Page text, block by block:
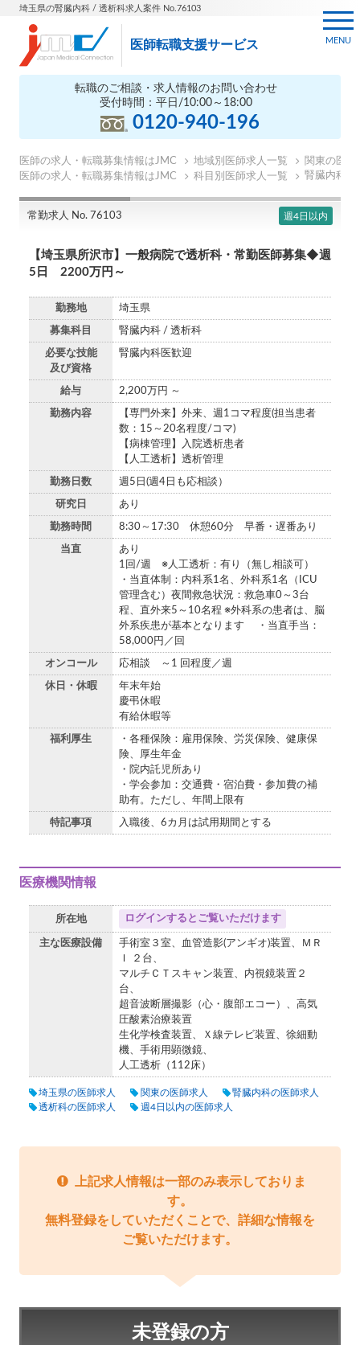
埼玉県の腎臓内科 / 透析科求人案件 No.76103
医師転職支援サービス
転職のご相談・求人情報のお問い合わせ
受付時間：平日/10:00～18:00
0120-940-196
MENU
医師の求人・転職募集情報はJMC 地域別医師求人一覧
関東の医師
医師の求人・転職募集情報はJMC
科目別医師求人一覧 腎臓内科の
常勤求人 No. 76103 週4日以内
【埼玉県所沢市】一般病院で透析科・常勤医師募集◆週
5日 2200万円～
勤務地 埼玉県
募集科目 腎臓内科 / 透析科
必要な技能
及び資格
腎臓内科医歓迎
給与 2,200万円 ～
勤務内容
【専門外来】外来、週1コマ程度(担当患者
数：15～20名程度/コマ)
【病棟管理】入院透析患者
【人工透析】透析管理
勤務日数 週5日(週4日も応相談）
研究日 あり
勤務時間 8:30～17:30 休憩60分 早番・遅番あり
当直
あり
1回/週 ※人工透析：有り（無し相談可）
・当直体制：内科系1名、外科系1名（ICU
管理含む）夜間救急状況：救急車0～3台
程、直外来5～10名程 ※外科系の患者は、脳
外系疾患が基本となります ・当直手当：
58,000円／回
オンコール 応相談 ～1 回程度／週
休日・休暇
年末年始
慶弔休暇
有給休暇等
福利厚生
・各種保険：雇用保険、労災保険、健康保
険、厚生年金
・院内託児所あり
・学会参加：交通費・宿泊費・参加費の補
助有。ただし、年間上限有
特記事項 入職後、6カ月は試用期間とする
医療機関情報
所在地 ログインするとご覧いただけます
主な医療設備
手術室３室、血管造影(アンギオ)装置、ＭＲ
Ｉ ２台、
マルチＣＴスキャン装置、内視鏡装置２
台、
超音波断層撮影（心・腹部エコー）、高気
圧酸素治療装置
生化学検査装置、Ｘ線テレビ装置、徐細動
機、手術用顕微鏡、
人工透析（112床）
埼玉県の医師求人 関東の医師求人
腎臓内科の医師求人
透析科の医師求人
週4日以内の医師求人
上記求人情報は一部のみ表示しておりま
す。
無料登録をしていただくことで、詳細な情報を
ご覧いただけます。
未登録の方